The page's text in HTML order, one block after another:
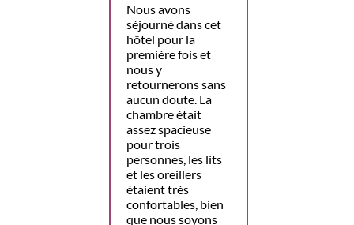
Nous avons
séjourné dans cet
hôtel pour la
première fois et
nous y
retournerons sans
aucun doute. La
chambre était
assez spacieuse
pour trois
personnes, les lits
et les oreillers
étaient très
confortables, bien
que nous soyons